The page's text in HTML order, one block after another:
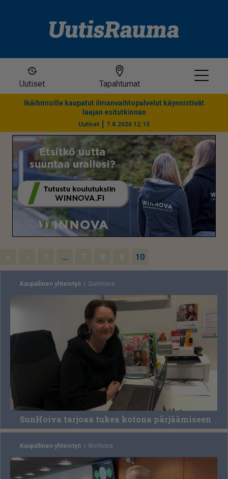
Uutiset Tapahtumat
Ikäihmisille kaupatut ilmanvaihtopalvelut käynnistivät
laajan esitutkinnan
Uutiset 7.8.2026 12.15
« ‹ 1 ... 7 8 9 10
Kaupallinen yhteistyö Sun­Hoi­va
SunHoiva tarjoaa tukea kotona pärjäämiseen
Kaupallinen yhteistyö Win­No­va